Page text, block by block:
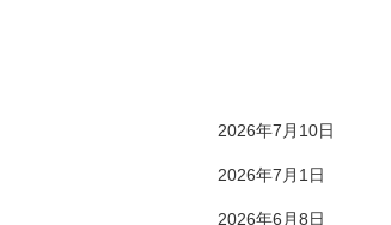
2026年7月10日
2026年7月1日
2026年6月8日